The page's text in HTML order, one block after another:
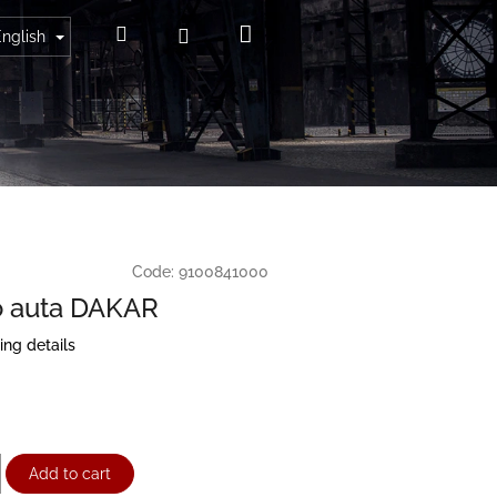
SearchLogin
Shopping
cart
Code: 9100841000
DAKAR
details
Add to cart